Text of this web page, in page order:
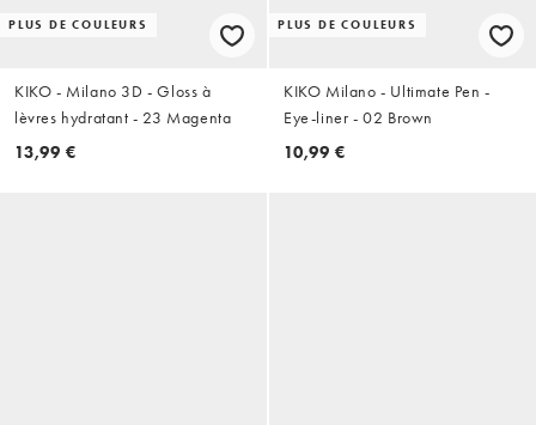
PLUS DE COULEURS
KIKO - Milano 3D - Gloss à
lèvres hydratant - 23 Magenta
13,99 €
PLUS DE COULEURS
KIKO Milano - Ultimate Pen -
Eye-liner - 02 Brown
10,99 €